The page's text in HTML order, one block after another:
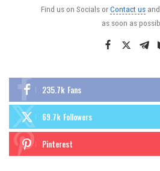
Find us on Socials orContact us
as soon as
235.7k Fans
69.7k Followers
Pinterest